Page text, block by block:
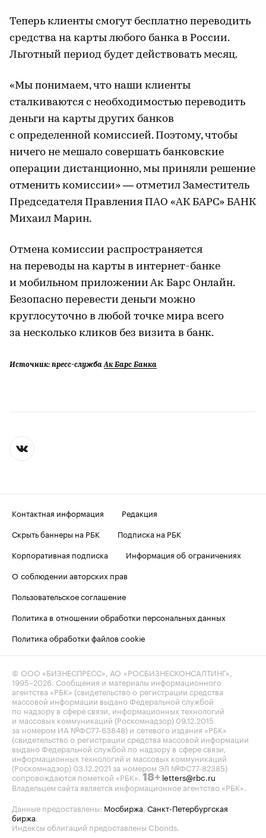
Теперь клиенты смогут бесплатно переводить
средства на карты любого банка в России.
Льготный период будет действовать месяц.
«Мы понимаем, что наши клиенты
сталкиваются с необходимостью переводить
деньги на карты других банков
с определенной комиссией. Поэтому, чтобы
ничего не мешало совершать банковские
операции дистанционно, мы приняли решение
отменить комиссии» — отметил Заместитель
Председателя Правления ПАО «АК БАРС» БАНК
Михаил Марин.
Отмена комиссии распространяется
на переводы на карты в интернет-банке
и мобильном приложении Ак Барс Онлайн.
Безопасно перевести деньги можно
круглосуточно в любой точке мира всего
за несколько кликов без визита в банк.
Источник: пресс-службаАк Барс Банка
Контактная информация
Редакция
Скрыть баннеры на РБК
Подписка на РБК
Корпоративная подписка
Информация об ограничениях
О соблюдении авторских прав
Пользовательское соглашение
Политика в отношении обработки персональных данных
Политика обработки файлов cookie
© ООО «БИЗНЕСПРЕСС», АО «РОСБИЗНЕСКОНСАЛТИНГ»,
1995–2026. Сообщения и материалы информационного
агентства «РБК» (свидетельство о регистрации средства
массовой информации выдано Федеральной службой
по надзору в сфере связи, информационных технологий
и массовых коммуникаций (Роскомнадзор) 09.12.2015
за номером ИА №ФС77-63848) и сетевого издания «РБК»
(свидетельство о регистрации средства массовой информации
выдано Федеральной службой по надзору в сфере связи,
информационных технологий и массовых коммуникаций
(Роскомнадзор) 03.12.2021 за номером ЭЛ №ФС77-82385)
сопровождаются пометкой «РБК». 18+ letters@rbc.ru
Владельцем сайта является информационное агентство «РБК».
Данные предоставлены: Мосбиржа, Санкт-Петербургская
биржа.
Индексы облигаций предоставлены Cbonds.